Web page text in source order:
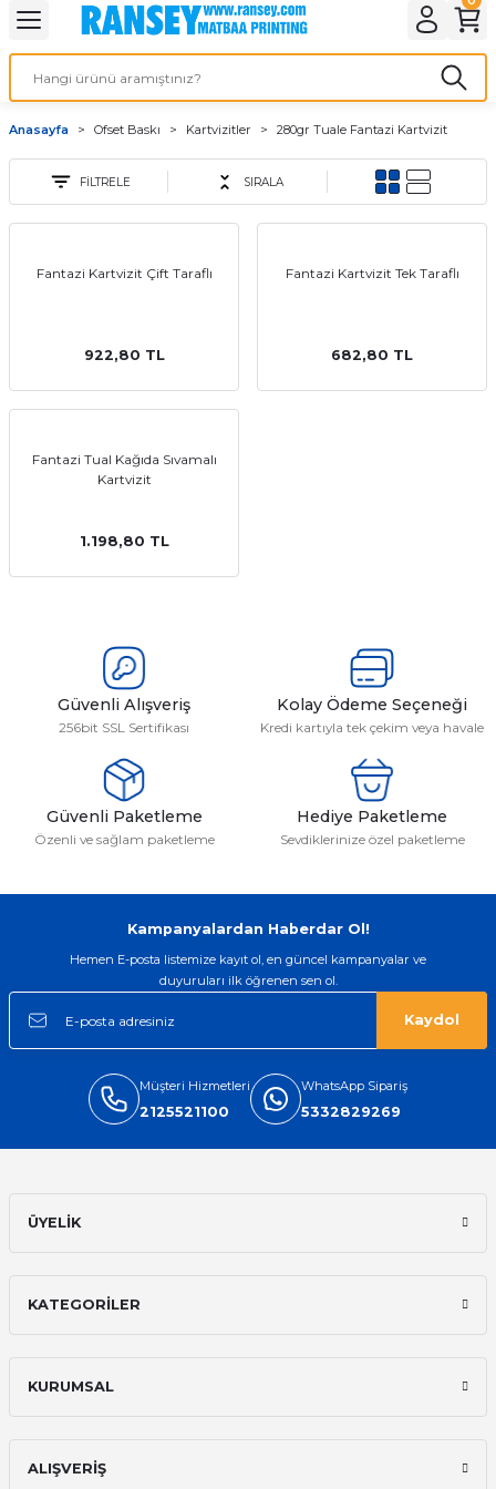
Geri Dön
Geri Dön
Geri Dön
Geri Dön
Ürünleri
Geri Dön
Geri Dön
Geri Dön
Anasayfa Ofset Baskı Kartvizitler 280gr Tuale Fantazi Kartvizit
FİLTRELE SIRALA
Fantazi Kartvizit Çift Taraflı
922,80 TL
Fantazi Kartvizit Tek Taraflı
682,80 TL
Fantazi Tual Kağıda Sıvamalı
Kartvizit
1.198,80 TL
Güvenli Alışveriş
256bit SSL Sertifikası
Kolay Ödeme Seçeneği
Kredi kartıyla tek çekim veya havale
Güvenli Paketleme
Özenli ve sağlam paketleme
Hediye Paketleme
Sevdiklerinize özel paketleme
Kampanyalardan Haberdar Ol!
Hemen E-posta listemize kayıt ol, en güncel kampanyalar ve
duyuruları ilk öğrenen sen ol.
Kaydol
Müşteri Hizmetleri
2125521100
WhatsApp Sipariş
5332829269
ÜYELİK
KATEGORİLER
KURUMSAL
ALIŞVERİŞ